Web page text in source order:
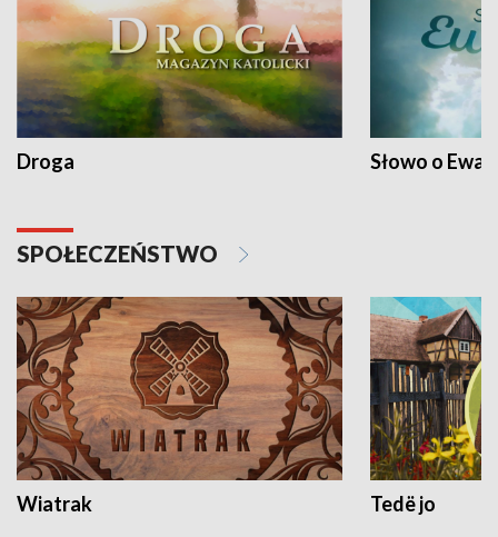
Droga Słowo o
SPOŁECZEŃSTWO
Wiatrak Tedë jo